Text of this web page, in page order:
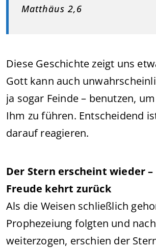
Matthäus 2,6
Diese Geschichte zeigt uns
Gott kann auch
ja sogar Feinde – benutzen,
Ihm zu führen. Entscheidend
darauf reagieren.
Der Stern erscheint wieder
Freude kehrt zurück
Als die Weisen schließlich
Prophezeiung folgten und
weiterzogen, erschien der